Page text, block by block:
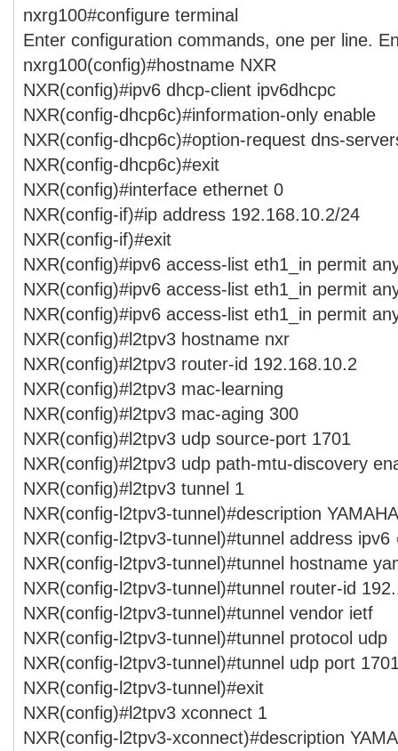
nxrg100#configure terminal
Enter configuration commands, one per line.
nxrg100(config)#hostname NXR
NXR(config)#ipv6 dhcp-client ipv6dhcpc
NXR(config-dhcp6c)#information-only enable
NXR(config-dhcp6c)#option-request dns-
NXR(config-dhcp6c)#exit
NXR(config)#interface ethernet 0
NXR(config-if)#ip address 192.168.10.2/24
NXR(config-if)#exit
NXR(config)#ipv6 access-list eth1_in permit
NXR(config)#ipv6 access-list eth1_in permit
NXR(config)#ipv6 access-list eth1_in permit
NXR(config)#l2tpv3 hostname nxr
NXR(config)#l2tpv3 router-id 192.168.10.2
NXR(config)#l2tpv3 mac-learning
NXR(config)#l2tpv3 mac-aging 300
NXR(config)#l2tpv3 udp source-port 1701
NXR(config)#l2tpv3 udp path-mtu-discovery
NXR(config)#l2tpv3 tunnel 1
NXR(config-l2tpv3-tunnel)#description YAMAHA
NXR(config-l2tpv3-tunnel)#tunnel address
NXR(config-l2tpv3-tunnel)#tunnel hostname
NXR(config-l2tpv3-tunnel)#tunnel router-id
NXR(config-l2tpv3-tunnel)#tunnel vendor ietf
NXR(config-l2tpv3-tunnel)#tunnel protocol udp
NXR(config-l2tpv3-tunnel)#tunnel udp port
NXR(config-l2tpv3-tunnel)#exit
NXR(config)#l2tpv3 xconnect 1
NXR(config-l2tpv3-xconnect)#description